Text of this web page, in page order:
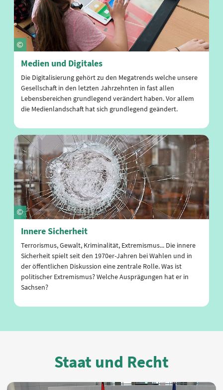
Medien und Digitales
Die Digitalisierung gehört zu den Megatrends welche unsere
Gesellschaft in den letzten Jahrzehnten in fast allen
Lebensbereichen grundlegend verändert haben. Vor allem
die Medienlandschaft hat sich grundlegend geändert.
Innere Sicherheit
Terrorismus, Gewalt, Kriminalität, Extremismus... Die innere
Sicherheit spielt seit den 1970er-Jahren bei Wahlen und in
der öffentlichen Diskussion eine zentrale Rolle. Was ist
politischer Extremismus? Welche Ausprägungen hat er in
Sachsen?
Staat und Recht